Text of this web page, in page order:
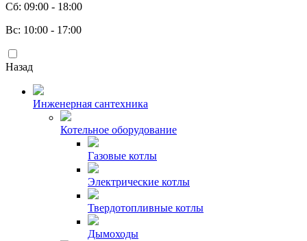
Сб: 09:00 - 18:00
Вс: 10:00 - 17:00
Назад
Инженерная сантехника
Котельное оборудование
Газовые котлы
Электрические котлы
Твердотопливные котлы
Дымоходы